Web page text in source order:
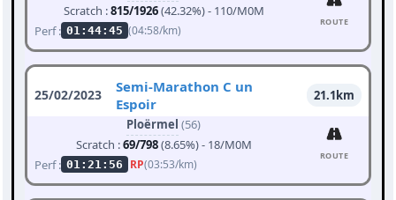
Scratch :815/1926(42.32%) - 110/M0M
Perf : 01:44:45 (04:58/km)
ROUTE
25/02/2023
Semi-Marathon C un
Espoir
21.1km
Ploërmel (56)
Scratch :69/798(8.65%) - 18/M0M
Perf : 01:21:56 RP(03:53/km)
ROUTE